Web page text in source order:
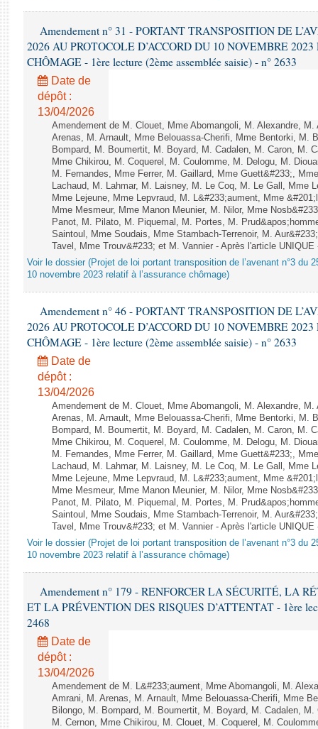
Amendement n° 31 - PORTANT TRANSPOSITION DE
2026 AU PROTOCOLE D’ACCORD DU 10 NOVEMBRE
CHÔMAGE - 1ère lecture (2ème assemblée saisie) - n° 2633
Date de
dépôt :
13/04/2026
Amendement de M. Clouet, Mme Abomangoli, M. Alexandre,
Arenas, M. Arnault, Mme Belouassa-Cherifi, Mme Bentorki, M.
Bompard, M. Boumertit, M. Boyard, M. Cadalen, M. Caron, M.
Mme Chikirou, M. Coquerel, M. Coulomme, M. Delogu, M.
M. Fernandes, Mme Ferrer, M. Gaillard, Mme Guett&#233;,
Lachaud, M. Lahmar, M. Laisney, M. Le Coq, M. Le Gall, Mme
Mme Lejeune, Mme Lepvraud, M. L&#233;aument, Mme
Mme Mesmeur, Mme Manon Meunier, M. Nilor, Mme
Panot, M. Pilato, M. Piquemal, M. Portes, M.
Saintoul, Mme Soudais, Mme Stambach-Terrenoir, M.
Tavel, Mme Trouv&#233; et M. Vannier - Après l'article
Voir le dossier (Projet de loi portant transposition de l’avenant n°3 du
10 novembre 2023 relatif à l’assurance chômage)
Amendement n° 46 - PORTANT TRANSPOSITION DE
2026 AU PROTOCOLE D’ACCORD DU 10 NOVEMBRE
CHÔMAGE - 1ère lecture (2ème assemblée saisie) - n° 2633
Date de
dépôt :
13/04/2026
Amendement de M. Clouet, Mme Abomangoli, M. Alexandre,
Arenas, M. Arnault, Mme Belouassa-Cherifi, Mme Bentorki, M.
Bompard, M. Boumertit, M. Boyard, M. Cadalen, M. Caron, M.
Mme Chikirou, M. Coquerel, M. Coulomme, M. Delogu, M.
M. Fernandes, Mme Ferrer, M. Gaillard, Mme Guett&#233;,
Lachaud, M. Lahmar, M. Laisney, M. Le Coq, M. Le Gall, Mme
Mme Lejeune, Mme Lepvraud, M. L&#233;aument, Mme
Mme Mesmeur, Mme Manon Meunier, M. Nilor, Mme
Panot, M. Pilato, M. Piquemal, M. Portes, M.
Saintoul, Mme Soudais, Mme Stambach-Terrenoir, M.
Tavel, Mme Trouv&#233; et M. Vannier - Après l'article
Voir le dossier (Projet de loi portant transposition de l’avenant n°3 du
10 novembre 2023 relatif à l’assurance chômage)
Amendement n° 179 - RENFORCER LA SÉCURITÉ, LA
ET LA PRÉVENTION DES RISQUES D’ATTENTAT - 1ère
2468
Date de
dépôt :
13/04/2026
Amendement de M. L&#233;aument, Mme Abomangoli, M.
Amrani, M. Arenas, M. Arnault, Mme Belouassa-Cherifi, Mme
Bilongo, M. Bompard, M. Boumertit, M. Boyard, M. Cadalen,
M. Cernon, Mme Chikirou, M. Clouet, M. Coquerel, M.